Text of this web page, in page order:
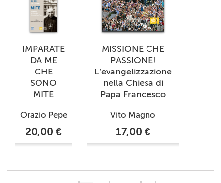
IMPARATE
DA ME
CHE
SONO
MITE
Orazio Pepe
20,00 €
MISSIONE CHE
PASSIONE!
L’evangelizzazione
nella Chiesa di
Papa Francesco
Vito Magno
17,00 €